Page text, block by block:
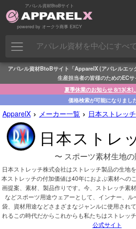
アパレル資材BtoBサイト
powered by オークラ商事 EXCY
アパレル資材BtoBサイト「ApparelX (アパレルエッ
生産担当者の皆様のためのECサ
夏季休業のお知らせ 8/13(木)
価格検索が可能になりまし
ApparelX › メーカー一覧 › 日本ストレッチ
日本ストレ
〜 スポーツ素材生地
日本ストレッチ株式会社はストレッチ製品の生地
本ストレッチの付加価値は40年におよぶ素材への
画提案、素材、製品作りです。今、ストレッチ素
などスポーツ用途ウェアーとして、インナー、
袋、資材用途などさまざまなジャンルに使用され
れるこの時代だからこれからも私たちはストレッ
公式サイト